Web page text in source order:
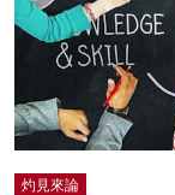
灼見來論